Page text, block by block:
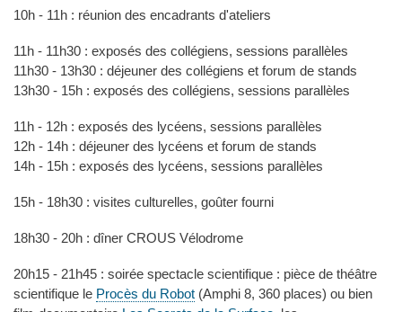
10h - 11h : réunion des encadrants d'ateliers
11h - 11h30 : exposés des collégiens, sessions parallèles
11h30 - 13h30 : déjeuner des collégiens et forum de stands
13h30 - 15h : exposés des collégiens, sessions parallèles
11h - 12h : exposés des lycéens, sessions parallèles
12h - 14h : déjeuner des lycéens et forum de stands
14h - 15h : exposés des lycéens, sessions parallèles
15h - 18h30 : visites culturelles, goûter fourni
18h30 - 20h : dîner CROUS Vélodrome
20h15 - 21h45 : soirée spectacle scientifique : pièce de théâtre
scientifique le Procès du Robot (Amphi 8, 360 places) ou bien